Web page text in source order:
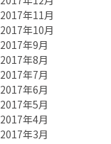
2017年11月
2017年10月
2017年9月
2017年8月
2017年7月
2017年6月
2017年5月
2017年4月
2017年3月